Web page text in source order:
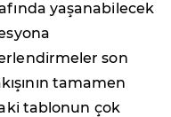
yaşanabilecek
son
tamamen
tablonun çok